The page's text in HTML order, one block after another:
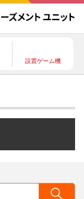
設置ゲーム機